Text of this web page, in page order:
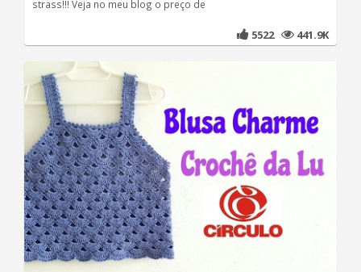
strass!!! Veja no meu blog o preço de
5522 441.9K